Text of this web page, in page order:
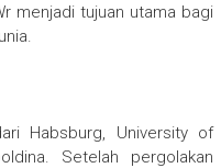
menjadi tujuan utama bagi
Habsburg, University of
Setelah pergolakan